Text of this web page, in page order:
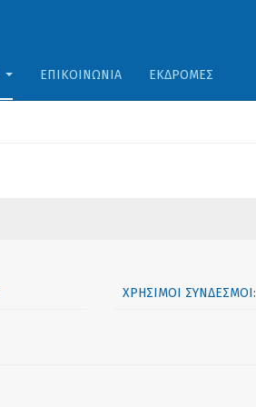
ΕΠΙΚΟΙΝΩΝΊΑ ΕΚΔΡΟΜΈΣ
ΧΡΉΣΙΜΟΙ ΣΎΝΔΕΣΜΟΙ: